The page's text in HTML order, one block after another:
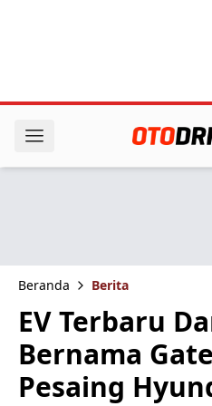
Beranda Berita
EV Terbaru
Bernama
Pesaing